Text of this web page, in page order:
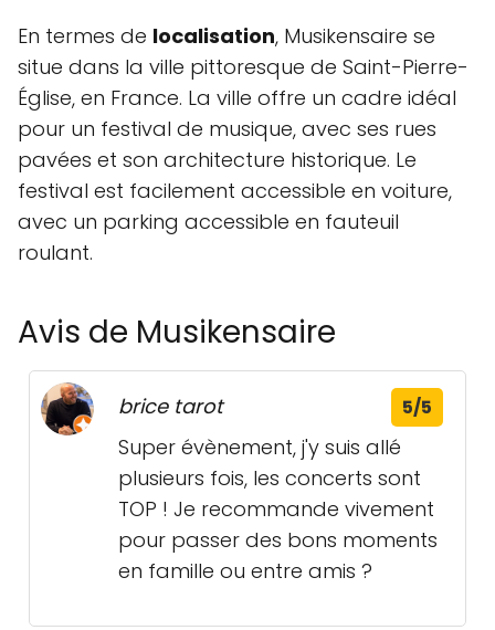
En termes de localisation, Musikensaire se
situe dans la ville pittoresque de Saint-Pierre-
Église, en France. La ville offre un cadre idéal
pour un festival de musique, avec ses rues
pavées et son architecture historique. Le
festival est facilement accessible en voiture,
avec un parking accessible en fauteuil
roulant.
Avis de Musikensaire
brice tarot 5/5
Super évènement, j'y suis allé
plusieurs fois, les concerts sont
TOP ! Je recommande vivement
pour passer des bons moments
en famille ou entre amis ?